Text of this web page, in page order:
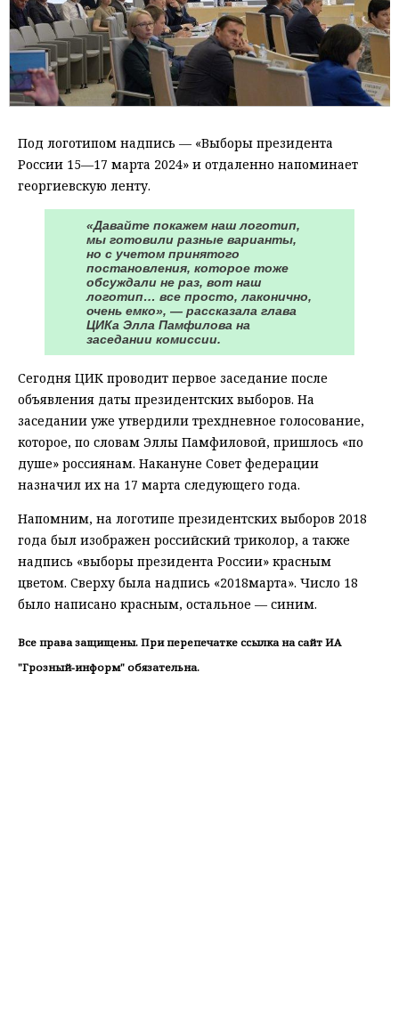
Под логотипом надпись — «Выборы президента
России 15—17 марта 2024» и отдаленно напоминает
георгиевскую ленту.
«Давайте покажем наш логотип,
мы готовили разные варианты,
но с учетом принятого
постановления, которое тоже
обсуждали не раз, вот наш
логотип… все просто, лаконично,
очень емко», — рассказала глава
ЦИКа Элла Памфилова на
заседании комиссии.
Сегодня ЦИК проводит первое заседание после
объявления даты президентских выборов. На
заседании уже утвердили трехдневное голосование,
которое, по словам Эллы Памфиловой, пришлось «по
душе» россиянам. Накануне Совет федерации
назначил их на 17 марта следующего года.
Напомним, на логотипе президентских выборов 2018
года был изображен российский триколор, а также
надпись «выборы президента России» красным
цветом. Сверху была надпись «2018марта». Число 18
было написано красным, остальное — синим.
Все права защищены. При перепечатке ссылка на сайт ИА
"Грозный-информ" обязательна.